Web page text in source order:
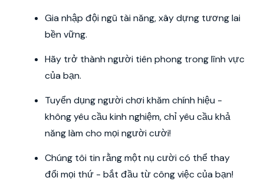
Gia nhập đội ngũ tài năng, xây dựng tương lai
bền vững.
Hãy trở thành người tiên phong trong lĩnh vực
của bạn.
Tuyển dụng người chơi khăm chính hiệu -
không yêu cầu kinh nghiệm, chỉ yêu cầu khả
năng làm cho mọi người cười!
Chúng tôi tin rằng một nụ cười có thể thay
đổi mọi thứ - bắt đầu từ công việc của bạn!